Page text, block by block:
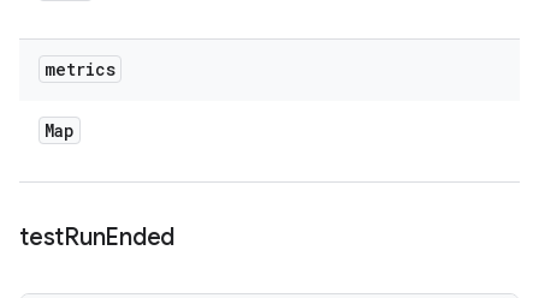
metrics
Map
testRunEnded